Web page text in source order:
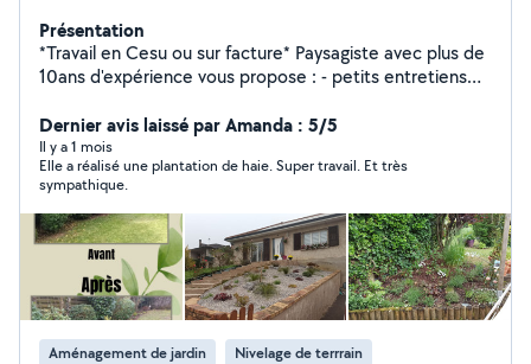
Présentation
*Travail en Cesu ou sur facture* Paysagiste avec plus de
10ans d'expérience vous propose : - petits entretiens
scarification, taille arbuste, taille topiaire, binage de
massifs, entretien de potager, entretien de vivaces,...) -
aménagements type massifs, paillage, plantation
d'arbres, haies.. - conseils en aménagement et
accompagnement à la plantation - conception
d'espaces paysagers (massifs ou jardin entier) Très
bonne connaissance des végétaux. À votre service,
avec plaisir!!
Dernier avis laissé par Amanda : 5/5
Il y a 1 mois
Elle a réalisé une plantation de haie. Super travail. Et très
sympathique.
Aménagement de jardin Nivelage de terrrain